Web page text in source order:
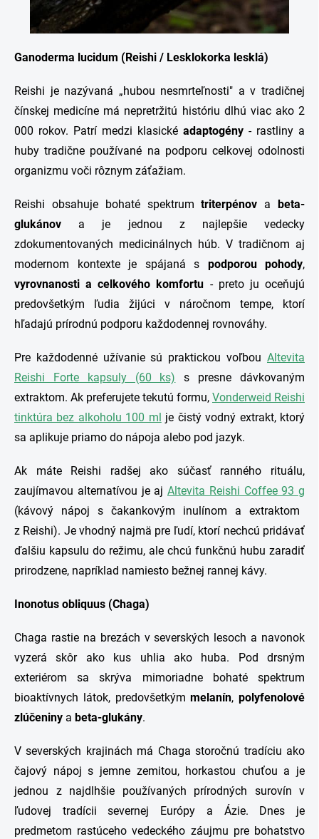
Ganoderma lucidum (Reishi / Lesklokorka lesklá)
Reishi je nazývaná „hubou nesmrteľnosti" a v tradičnej
čínskej medicíne má nepretržitú históriu dlhú viac ako 2
000 rokov. Patrí medzi klasické adaptogény - rastliny a
huby tradične používané na podporu celkovej odolnosti
organizmu voči rôznym záťažiam.
Reishi obsahuje bohaté spektrumtriterpénov a
beta-
glukánov a je jednou z najlepšie vedecky
zdokumentovaných medicinálnych húb. V tradičnom aj
modernom kontexte je spájaná s podporou pohody,
vyrovnanosti a celkového komfortu - preto ju oceňujú
predovšetkým ľudia žijúci v náročnom tempe, ktorí
hľadajú prírodnú podporu každodennej rovnováhy.
Pre každodenné užívanie sú praktickou voľbou Altevita
Reishi Forte kapsuly (60 ks) s presne dávkovaným
extraktom. Ak preferujete tekutú formu, Vonderweid Reishi
tinktúra bez alkoholu 100 ml je čistý vodný extrakt, ktorý
sa aplikuje priamo do nápoja alebo pod jazyk.
Ak máte Reishi radšej ako súčasť ranného rituálu,
zaujímavou alternatívou je aj Altevita Reishi Coffee 93 g
(kávový nápoj s čakankovým inulínom a extraktom
z Reishi). Je vhodný najmä pre ľudí, ktorí nechcú pridávať
ďalšiu kapsulu do režimu, ale chcú funkčnú hubu zaradiť
prirodzene, napríklad namiesto bežnej rannej kávy.
Inonotus obliquus (Chaga)
Chaga rastie na brezách v severských lesoch a navonok
vyzerá skôr ako kus uhlia ako huba. Pod drsným
exteriérom sa skrýva mimoriadne bohaté spektrum
bioaktívnych látok, predovšetkýmmelanín, polyfenolové
zlúčeniny a beta-glukány.
V severských krajinách má Chaga storočnú tradíciu ako
čajový nápoj s jemne zemitou, horkastou chuťou a je
jednou z najdlhšie používaných prírodných surovín v
ľudovej tradícii severnej Európy a Ázie. Dnes je
predmetom rastúceho vedeckého záujmu pre bohatstvo